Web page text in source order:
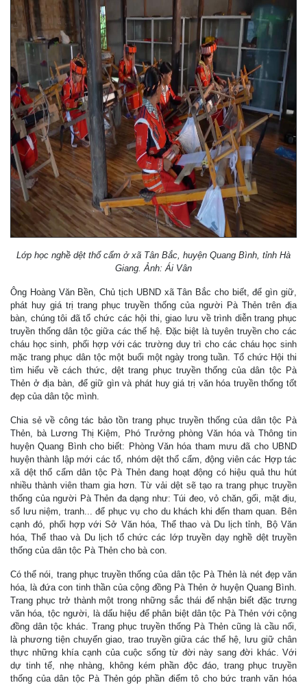
Lớp học nghề dệt thổ cẩm ở xã Tân Bắc, huyện Quang Bình, tỉnh Hà
Giang. Ảnh: Ái Vân
Ông Hoàng Văn Bền, Chủ tịch UBND xã Tân Bắc cho biết, để gìn giữ,
phát huy giá trị trang phục truyền thống của người Pà Thẻn trên địa
bàn, chúng tôi đã tổ chức các hội thi, giao lưu về trình diễn trang phục
truyền thống dân tộc giữa các thế hệ. Đặc biệt là tuyên truyền cho các
cháu học sinh, phối hợp với các trường duy trì cho các cháu học sinh
mặc trang phục dân tộc một buổi một ngày trong tuần. Tổ chức Hội thi
tìm hiểu về cách thức, dệt trang phục truyền thống của dân tộc Pà
Thẻn ở địa bàn, để giữ gìn và phát huy giá trị văn hóa truyền thống tốt
đẹp của dân tộc mình.
Chia sẻ về công tác bảo tồn trang phục truyền thống của dân tộc Pà
Thẻn, bà Lương Thị Kiệm, Phó Trưởng phòng Văn hóa và Thông tin
huyện Quang Bình cho biết: Phòng Văn hóa tham mưu đã cho UBND
huyện thành lập mới các tổ, nhóm dệt thổ cẩm, động viên các Hợp tác
xã dệt thổ cẩm dân tộc Pà Thẻn đang hoạt động có hiệu quả thu hút
nhiều thành viên tham gia hơn. Từ vải dệt sẽ tạo ra trang phục truyền
thống của người Pà Thẻn đa dạng như: Túi đeo, vỏ chăn, gối, mặt địu,
sổ lưu niệm, tranh... để phục vụ cho du khách khi đến tham quan. Bên
cạnh đó, phối hợp với Sở Văn hóa, Thể thao và Du lịch tỉnh, Bộ Văn
hóa, Thể thao và Du lịch tổ chức các lớp truyền dạy nghề dệt truyền
thống của dân tộc Pà Thẻn cho bà con.
Có thể nói, trang phục truyền thống của dân tộc Pà Thẻn là nét đẹp văn
hóa, là đứa con tinh thần của cộng đồng Pà Thẻn ở huyện Quang Bình.
Trang phục trở thành một trong những sắc thái để nhận biết đặc trưng
văn hóa, tộc người, là dấu hiệu để phân biệt dân tộc Pà Thẻn với cộng
đồng dân tộc khác. Trang phục truyền thống Pà Thẻn cũng là cầu nối,
là phương tiện chuyển giao, trao truyền giữa các thế hệ, lưu giữ chân
thực những khía cạnh của cuộc sống từ đời này sang đời khác. Với
dự tinh tế, nhẹ nhàng, không kém phần độc đáo, trang phục truyền
thống của dân tộc Pà Thẻn góp phần điểm tô cho bức tranh văn hóa